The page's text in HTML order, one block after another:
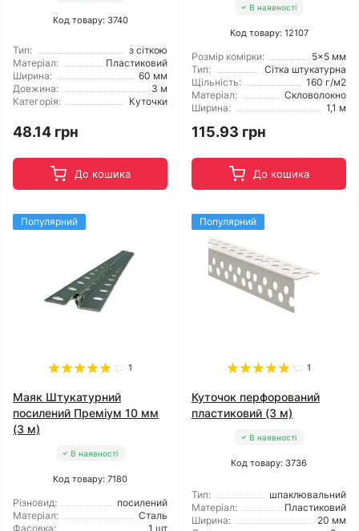
Код товару: 3740
Тип:
з сіткою
Матеріал:
Пластиковий
Ширина:
60 мм
Довжина:
3 м
Категорія:
Куточки
48.14 грн
До кошика
В наявності
Код товару: 12107
Розмір комірки:
5x5 мм
Тип:
Сітка штукатурна
Щільність:
160 г/м2
Матеріал:
Скловолокно
Ширина:
1,1 м
115.93 грн
До кошика
Популярний
1
Маяк Штукатурний
посилений Преміум 10 мм
(3 м)
В наявності
Код товару: 7180
Різновид:
посилений
Матеріал:
Сталь
Фасовка:
1 шт
Популярний
1
Куточок перфорований
пластиковий (3 м)
В наявності
Код товару: 3736
Тип:
шпаклювальний
Матеріал:
Пластиковий
Ширина:
20 мм